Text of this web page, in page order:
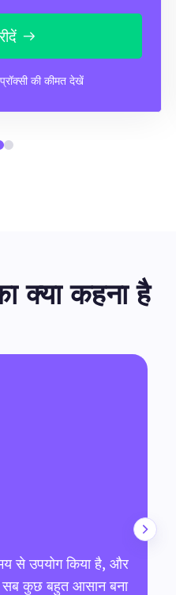
की कीमत देखें
क्या कहना है
से उपयोग किया है, और
सब कुछ बहुत आसान बना